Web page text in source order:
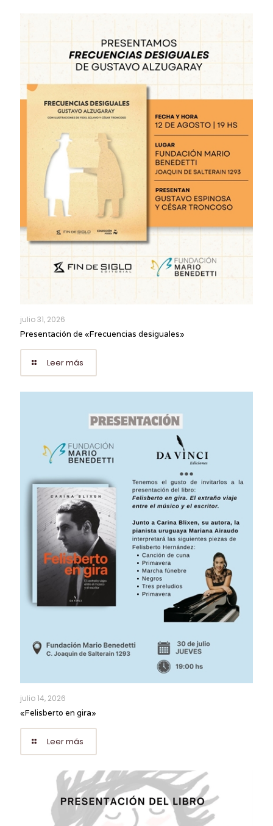
julio 31, 2026
Presentación de «Frecuencias desiguales»
Leer más
julio 14, 2026
«Felisberto en gira»
Leer más